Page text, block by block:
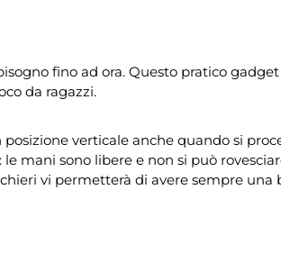
fino ad ora. Questo pratico
da ragazzi.
verticale anche quando si
mani sono libere e non si può
vi permetterà di avere sempre